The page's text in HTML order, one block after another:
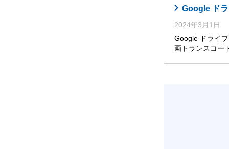
Google ド
2024年3月1日
Google ドライ
画トランスコー